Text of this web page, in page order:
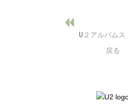
U２アルバム
戻る